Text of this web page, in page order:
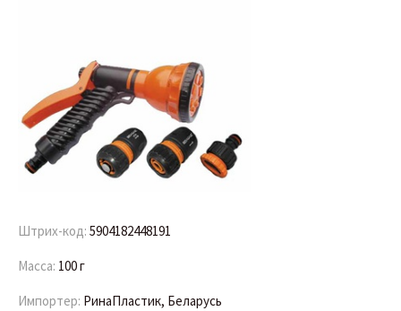
Штрих-код: 5904182448191
Масса: 100 г
Импортер: РинаПластик, Беларусь